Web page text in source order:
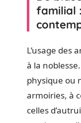
familial
L’usage des
à la
physique ou
armoiries, à
celles